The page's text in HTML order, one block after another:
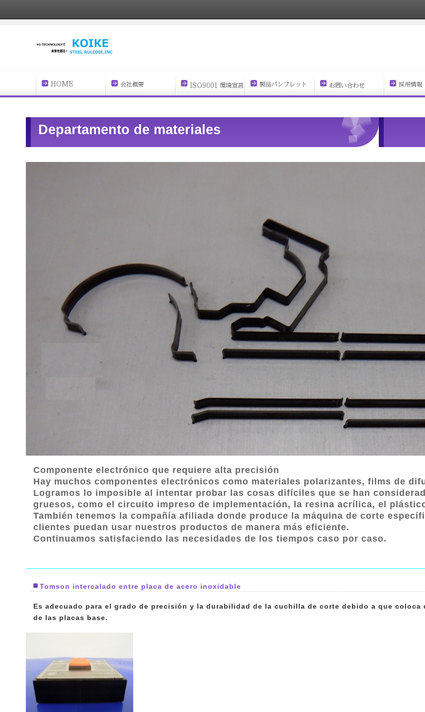
Departamento de materiales
Componente electrónico que requiere alta precisión
Hay muchos componentes electrónicos como materiales polarizantes, films de
Logramos lo imposible al intentar probar las cosas difíciles que se han
gruesos, como el circuito impreso de implementación, la resina acrílica, el
También tenemos la compañía afiliada donde produce la máquina de corte
clientes puedan usar nuestros productos de manera más eficiente.
Continuamos satisfaciendo las necesidades de los tiempos caso por caso.
Tomson intercalado entre placa de acero inoxidable
Es adecuado para el grado de precisión y la durabilidad de la cuchilla de corte debido a que
de las placas base.